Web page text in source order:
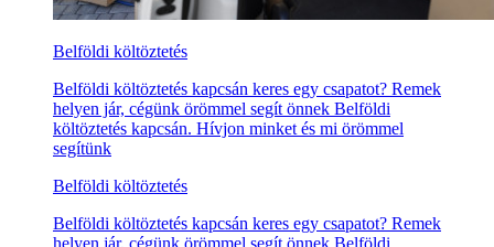
Belföldi költöztetés
Belföldi költöztetés kapcsán keres egy csapatot? Remek
helyen jár, cégünk örömmel segít önnek Belföldi
költöztetés kapcsán. Hívjon minket és mi örömmel
segítünk
Belföldi költöztetés
Belföldi költöztetés kapcsán keres egy csapatot? Remek